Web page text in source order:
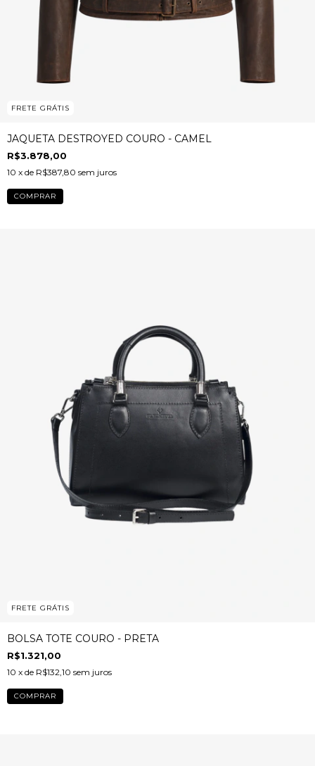
FRETE GRÁTIS
JAQUETA DESTROYED COURO - CAMEL
R$3.878,00
10 x de R$387,80 sem juros
COMPRAR
FRETE GRÁTIS
BOLSA TOTE COURO - PRETA
R$1.321,00
10 x de R$132,10 sem juros